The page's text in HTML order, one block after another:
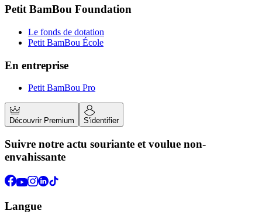
Petit BamBou Foundation
Le fonds de dotation
Petit BamBou École
En entreprise
Petit BamBou Pro
Découvrir Premium S'identifier
Suivre notre actu souriante et voulue non-
envahissante
Langue